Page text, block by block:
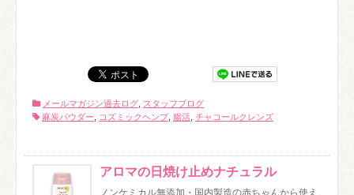
メールマガジン過去ログ
スタッフブログ
麻炭パウダー
コズミックヘンプ, 腸活 チャコールクレンズ
アロマの日焼け止めナチュラル
ノンケミカル無添加・国内製造の赤ちゃんから使え